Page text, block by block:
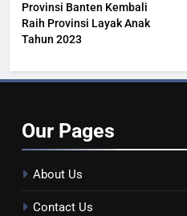
Provinsi Banten Kembali
Raih Provinsi Layak Anak
Tahun 2023
Our Pages
About Us
Contact Us